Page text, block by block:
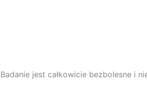
jest całkowicie bezbolesne i